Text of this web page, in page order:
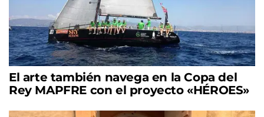
El arte también navega en la Copa del
Rey MAPFRE con el proyecto «HÉROES»